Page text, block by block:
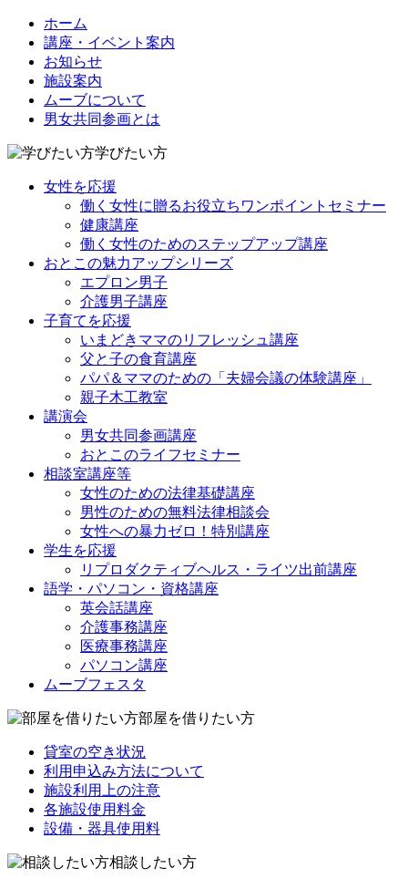
ホーム
講座・イベント案内
お知らせ
施設案内
ムーブについて
男女共同参画とは
学びたい方
女性を応援
働く女性に贈るお役立ちワンポイントセミナー
健康講座
働く女性のためのステップアップ講座
おとこの魅力アップシリーズ
エプロン男子
介護男子講座
子育てを応援
いまどきママのリフレッシュ講座
父と子の食育講座
パパ＆ママのための「夫婦会議の体験講座」
親子木工教室
講演会
男女共同参画講座
おとこのライフセミナー
相談室講座等
女性のための法律基礎講座
男性のための無料法律相談会
女性への暴力ゼロ！特別講座
学生を応援
リプロダクティブヘルス・ライツ出前講座
語学・パソコン・資格講座
英会話講座
介護事務講座
医療事務講座
パソコン講座
ムーブフェスタ
部屋を借りたい方
貸室の空き状況
利用申込み方法について
施設利用上の注意
各施設使用料金
設備・器具使用料
相談したい方